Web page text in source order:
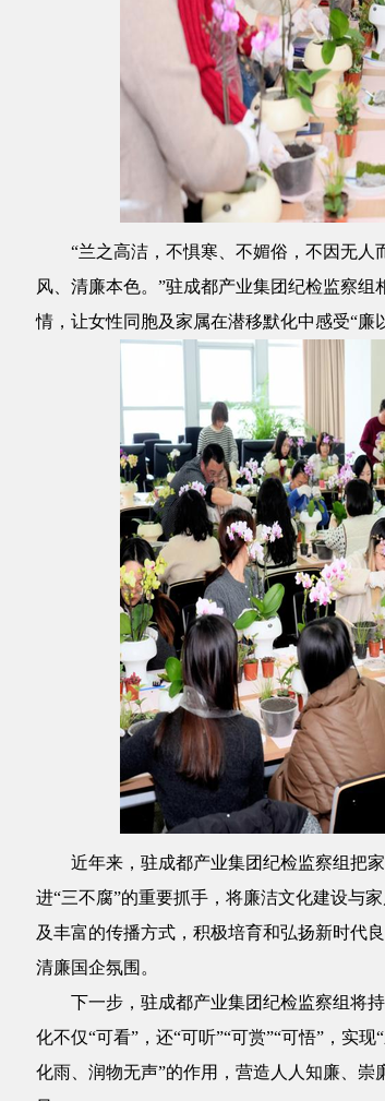
“兰之高洁，不惧寒、不媚俗，不因无
风、清廉本色。”驻成都产业集团纪检监察组
情，让女性同胞及家属在潜移默化中感受“廉
近年来，驻成都产业集团纪检监察组把
进“三不腐”的重要抓手，将廉洁文化建设与
及丰富的传播方式，积极培育和弘扬新时代
清廉国企氛围。
下一步，驻成都产业集团纪检监察组将
化不仅“可看”，还“可听”“可赏”“可悟”，实
化雨、润物无声”的作用，营造人人知廉、